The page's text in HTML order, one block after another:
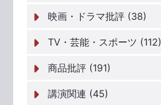
映画・ドラマ批評 (38)
TV・芸能・スポーツ (112)
商品批評 (191)
講演関連 (45)